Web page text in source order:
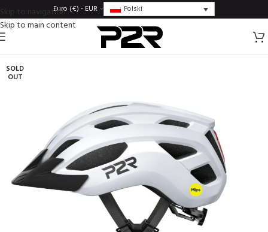
Skip to navigation
Skip to main content
Euro (€) - EUR Polski
SOLD
OUT